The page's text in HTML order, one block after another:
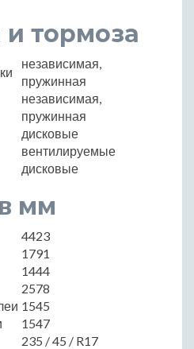
тормоза
независимая,
пружинная
независимая,
пружинная
дисковые
вентилируемые
дисковые
мм
4423
1791
1444
2578
1545
1547
235 / 45 / R17